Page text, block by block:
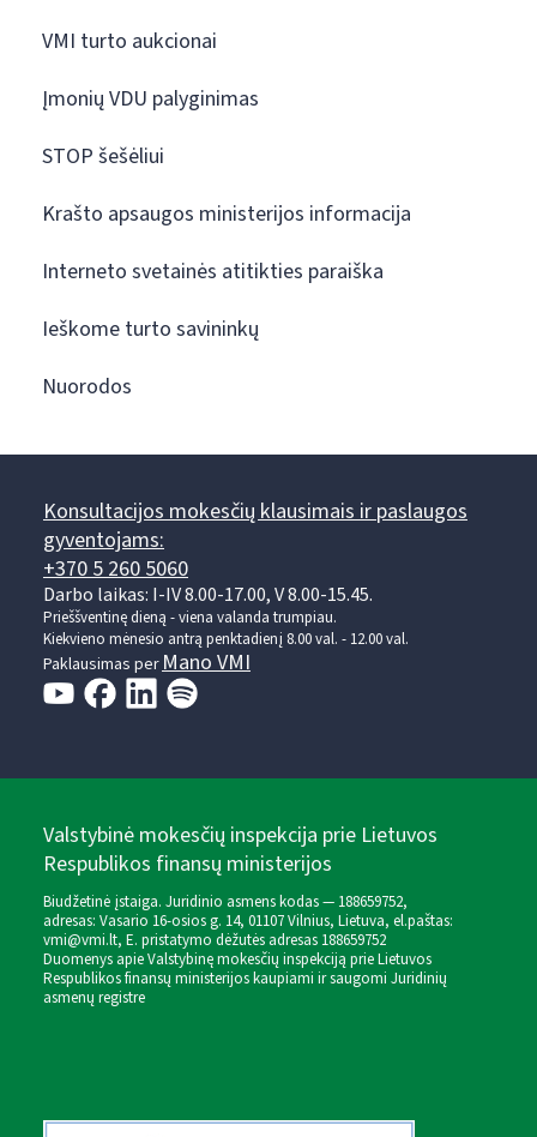
VMI turto aukcionai
Įmonių VDU palyginimas
STOP šešėliui
Krašto apsaugos ministerijos informacija
Interneto svetainės atitikties paraiška
Ieškome turto savininkų
Nuorodos
Konsultacijos mokesčių klausimais ir paslaugos
gyventojams:
+370 5 260 5060
Darbo laikas: I-IV 8.00-17.00, V 8.00-15.45.
Prieššventinę dieną - viena valanda trumpiau.
Kiekvieno mėnesio antrą penktadienį 8.00 val. - 12.00 val.
Paklausimas perMano VMI
Valstybinė mokesčių inspekcija prie Lietuvos
Respublikos finansų ministerijos
Biudžetinė įstaiga. Juridinio asmens kodas — 188659752,
adresas: Vasario 16-osios g. 14, 01107 Vilnius, Lietuva, el.paštas:
vmi@vmi.lt, E. pristatymo dėžutės adresas 188659752
Duomenys apie Valstybinę mokesčių inspekciją prie Lietuvos
Respublikos finansų ministerijos kaupiami ir saugomi Juridinių
asmenų registre